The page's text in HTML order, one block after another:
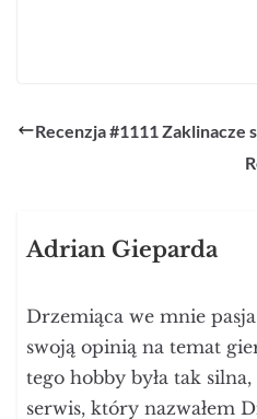
Recenzja #1111 Zaklinacze
Adrian Gieparda
Drzemiąca we mnie
swoją opinią na temat
tego hobby była tak
serwis, który nazwałem